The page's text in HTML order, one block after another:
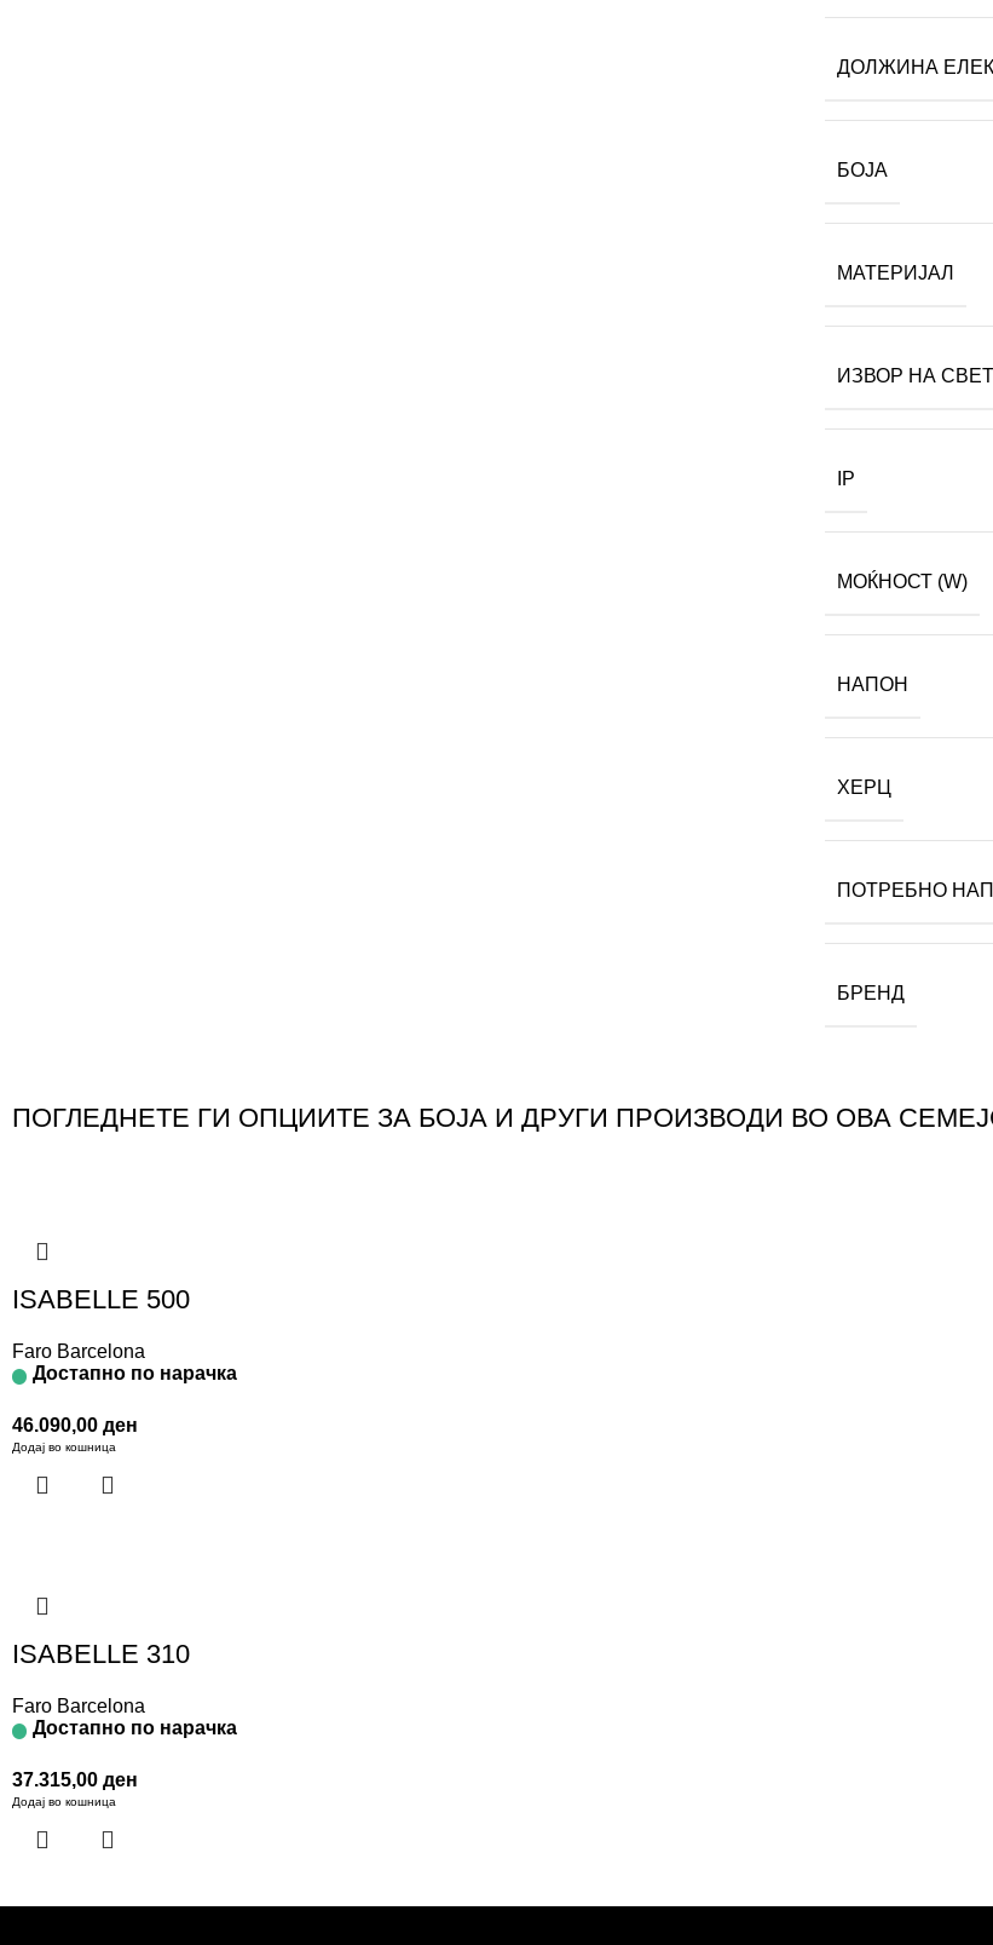
ДОЛЖИНА
БОЈА
МАТЕРИЈАЛ
ИЗВОР НА
IP
МОЌНОСТ (W)
НАПОН
ХЕРЦ
ПОТРЕБНО
БРЕНД
ПОГЛЕДНЕТЕ ГИ ОПЦИИТЕ ЗА БОЈА И ДРУГИ ПРОИЗВОДИ ВО ОВА
ISABELLE 500
Faro Barcelona
Достапно по нарачка
46.090,00 ден
Додај во кошница
ISABELLE 310
Faro Barcelona
Достапно по нарачка
37.315,00 ден
Додај во кошница